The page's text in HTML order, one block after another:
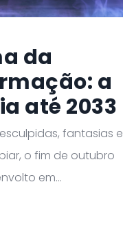
da
a
até 2033
fantasias e
o fim de outubro
em...